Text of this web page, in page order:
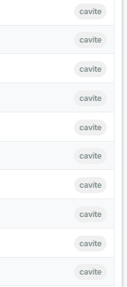
cavite
cavite
cavite
cavite
cavite
cavite
cavite
cavite
cavite
cavite